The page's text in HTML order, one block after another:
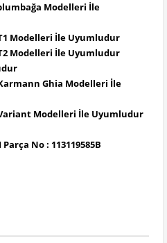
Modelleri İle
T1 Modelleri İle Uyumludur
T2 Modelleri İle Uyumludur
Karmann Ghia Modelleri İle
Variant Modelleri İle Uyumludur
Parça No : 113119585B